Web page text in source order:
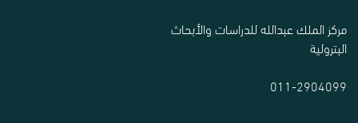
مركز الملك عبدالله للدراسات والأبحاث
البترولية
011-2904099